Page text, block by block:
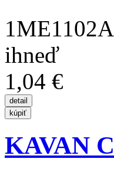
ihneď
1,04 €
KAVAN